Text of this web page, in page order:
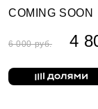
COMING SOON
6 000 руб. 4